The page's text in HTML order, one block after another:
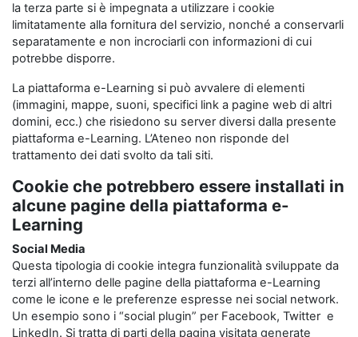
la terza parte si è impegnata a utilizzare i cookie
limitatamente alla fornitura del servizio, nonché a conservarli
separatamente e non incrociarli con informazioni di cui
potrebbe disporre.
La piattaforma e-Learning si può avvalere di elementi
(immagini, mappe, suoni, specifici link a pagine web di altri
domini, ecc.) che risiedono su server diversi dalla presente
piattaforma e-Learning. L’Ateneo non risponde del
trattamento dei dati svolto da tali siti.
Cookie che potrebbero essere installati in
alcune pagine della piattaforma e-
Learning
Social Media
Questa tipologia di cookie integra funzionalità sviluppate da
terzi all’interno delle pagine della piattaforma e-Learning
come le icone e le preferenze espresse nei social network.
Un esempio sono i “social plugin” per Facebook, Twitter e
LinkedIn. Si tratta di parti della pagina visitata generate